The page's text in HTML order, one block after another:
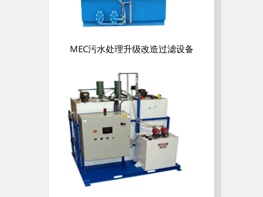
MEC污水处理升级改造过滤设备